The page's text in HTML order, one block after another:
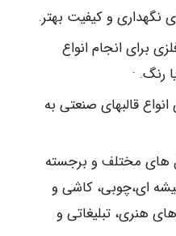
نگهداری و کیفیت بهتر.
برای انجام انواع
رنگ. ·
قالبهای صنعتی به
مختلف و برجسته
ای،چوبی، کاشی و
هنری، تبلیغاتی و